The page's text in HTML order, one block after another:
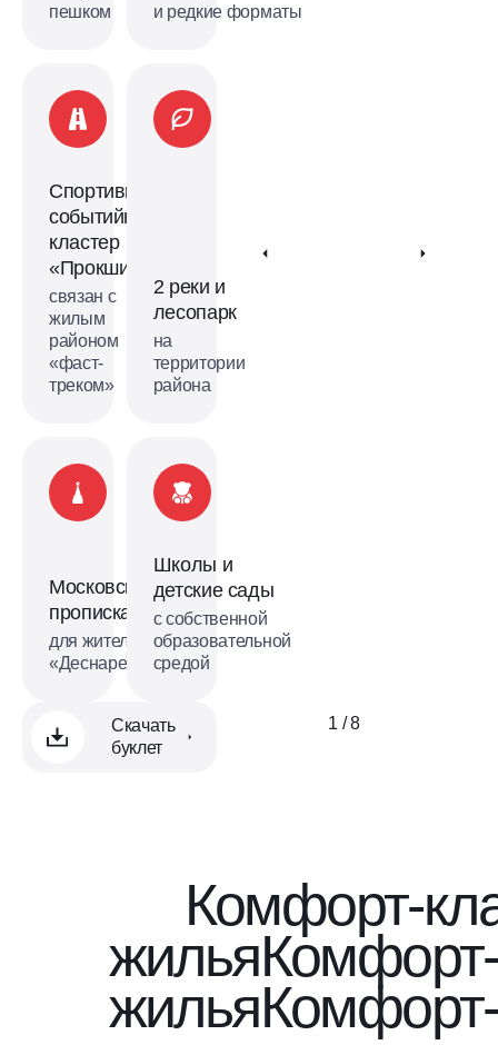
пешком
и редкие форматы
Спортивно-
событийный
кластер
«Прокшино»
связан с
жилым
районом
«фаст-
треком»
2 реки и
лесопарк
на
территории
района
Московская
прописка
для жителей
«Деснаречья»
Школы и
детские сады
с собственной
образовательной
средой
Скачать
буклет
1 / 8
Комфорт-
жилья
жилья